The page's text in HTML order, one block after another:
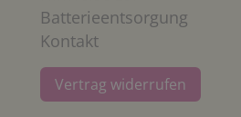
Batterieentsorgung
Kontakt
Vertrag widerrufen